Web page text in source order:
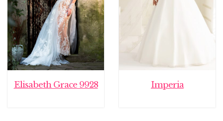
Elisabeth Grace 9928 Imperia